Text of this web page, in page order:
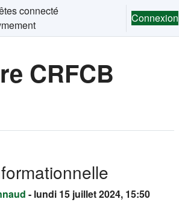
navigation
la saisie de recherche
connecté
Connexion
CRFCB
- lundi 15 juillet 2024, 15:50